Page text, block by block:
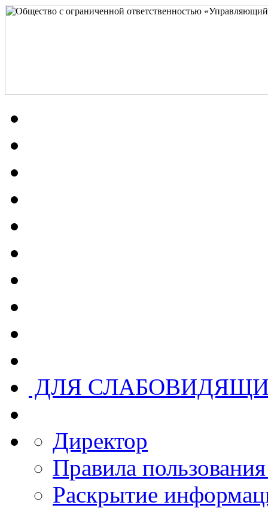
ДЛЯ
Директор
Правила
Раскрытие